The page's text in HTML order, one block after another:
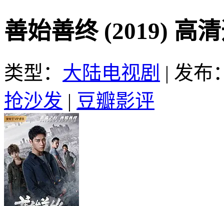
善始善终 (2019) 高
类型： 大陆电视剧 | 发布
抢沙发 | 豆瓣影评